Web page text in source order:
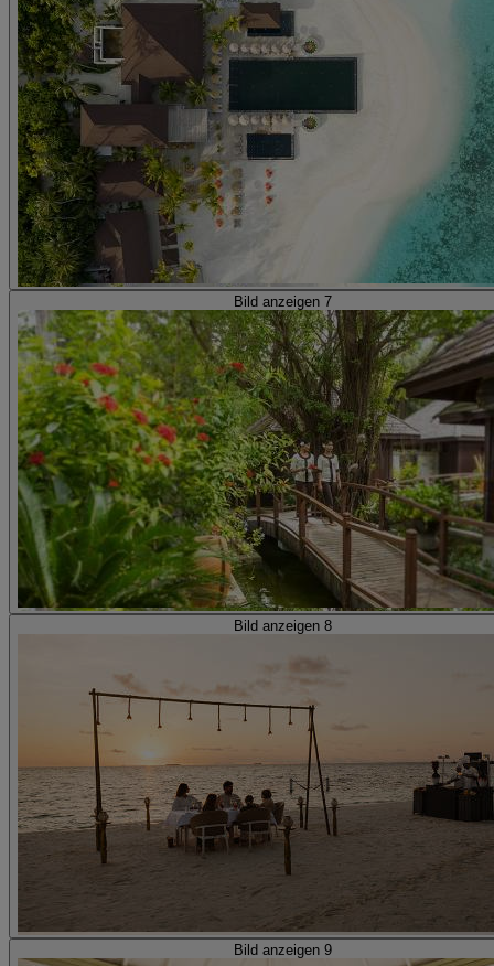
Bild anzeigen 7
Bild anzeigen 8
Bild anzeigen 9